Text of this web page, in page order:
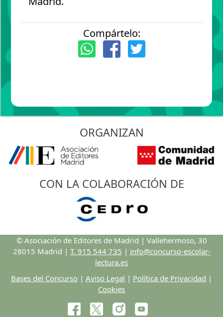
Compártelo:
ORGANIZAN
CON LA COLABORACIÓN DE
© Asociación de Editores de Madrid | Vallehermoso, 30
28015 Madrid | T. 915 544 735 | info@concurso-escolar-
lectura.es
Bases del Concurso | Aviso Legal | Política de Privacidad |
Cookies